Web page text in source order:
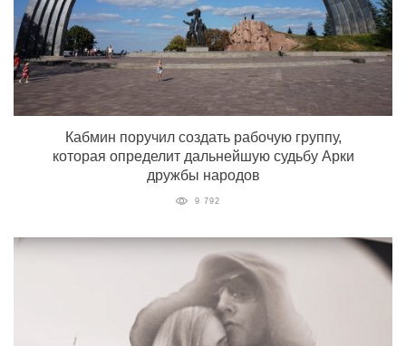
Кабмин поручил создать рабочую группу,
которая определит дальнейшую судьбу Арки
дружбы народов
9 792